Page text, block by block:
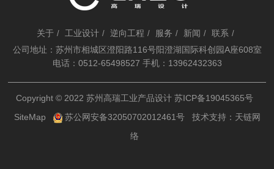
关于 / 工业设计 / 逆向工程 / 服务 / 新闻 / 联系 /
公司地址：苏州市相城区澄阳路116号阳澄湖国际科创园A座608室
电话：0512-65498527 手机：13962432363
Copyright © 2022 苏州高瑞工业产品设计 苏ICP备19045365号
SiteMap
苏公网安备32050702012461号 技术支持： 天链网
络